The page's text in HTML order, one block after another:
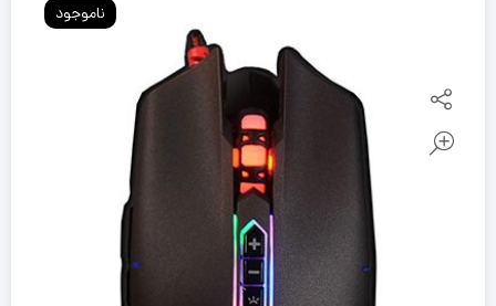
ناموجود